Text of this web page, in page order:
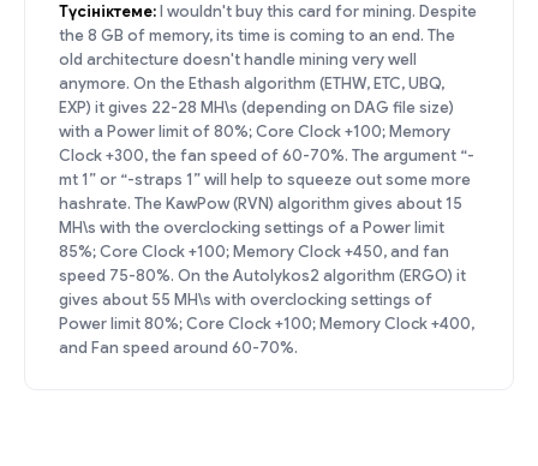
Түсініктеме:I wouldn't buy this card for mining. Despite
the 8 GB of memory, its time is coming to an end. The
old architecture doesn't handle mining very well
anymore. On the Ethash algorithm (ETHW, ETC, UBQ,
EXP) it gives 22-28 MH\s (depending on DAG file size)
with a Power limit of 80%; Core Clock +100; Memory
Clock +300, the fan speed of 60-70%. The argument “-
mt 1” or “-straps 1” will help to squeeze out some more
hashrate. The KawPow (RVN) algorithm gives about 15
MH\s with the overclocking settings of a Power limit
85%; Core Clock +100; Memory Clock +450, and fan
speed 75-80%. On the Autolykos2 algorithm (ERGO) it
gives about 55 MH\s with overclocking settings of
Power limit 80%; Core Clock +100; Memory Clock +400,
and Fan speed around 60-70%.